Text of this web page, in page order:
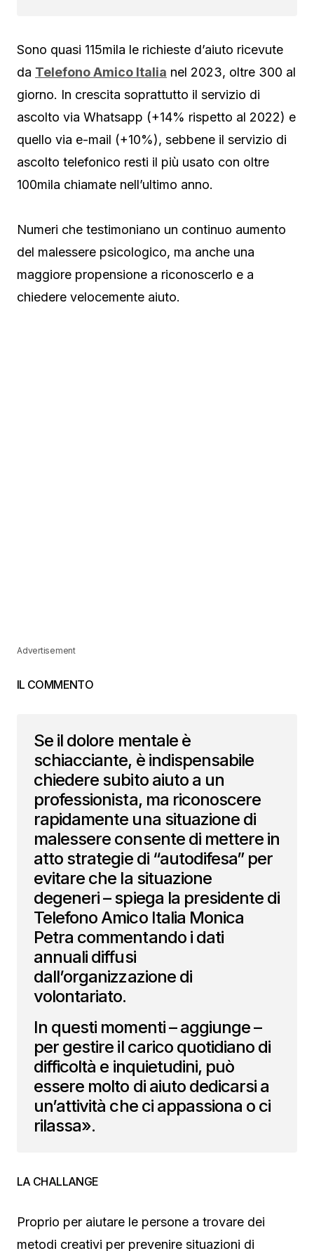
Sono quasi 115mila le richieste d’aiuto ricevute
da Telefono Amico Italia nel 2023, oltre 300 al
giorno. In crescita soprattutto il servizio di
ascolto via Whatsapp (+14% rispetto al 2022) e
quello via e-mail (+10%), sebbene il servizio di
ascolto telefonico resti il più usato con oltre
100mila chiamate nell’ultimo anno.
Numeri che testimoniano un continuo aumento
del malessere psicologico, ma anche una
maggiore propensione a riconoscerlo e a
chiedere velocemente aiuto.
Advertisement
IL COMMENTO
Se il dolore mentale è
schiacciante, è indispensabile
chiedere subito aiuto a un
professionista, ma riconoscere
rapidamente una situazione di
malessere consente di mettere in
atto strategie di “autodifesa” per
evitare che la situazione
degeneri – spiega la presidente di
Telefono Amico Italia Monica
Petra commentando i dati
annuali diffusi
dall’organizzazione di
volontariato.
In questi momenti – aggiunge –
per gestire il carico quotidiano di
difficoltà e inquietudini, può
essere molto di aiuto dedicarsi a
un’attività che ci appassiona o ci
rilassa».
LA CHALLANGE
Proprio per aiutare le persone a trovare dei
metodi creativi per prevenire situazioni di